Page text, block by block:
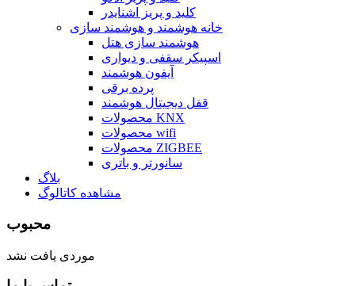
کلید و پریز اشنایدر
خانه هوشمند و هوشمند سازی
هوشمند سازی هتل
اسپیکر سقفی و دیواری
آیفون هوشمند
پرده برقی
قفل دیجیتال هوشمند
محصولات KNX
محصولات wifi
محصولات ZIGBEE
سانورتر و باتری
بلاگ
مشاهده کاتالوگ
محبوب
موردی یافت نشد